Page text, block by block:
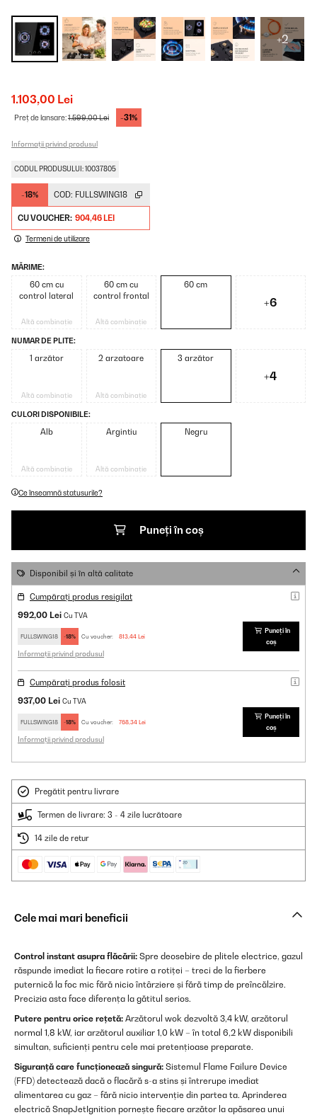
+2
1.103,00 Lei
Preț de lansare:1.599,00 Lei -31%
Informații privind produsul
CODUL PRODUSULUI: 10037805
-18% COD: FULLSWING18
CU VOUCHER: 904,46 LEI
Termeni de utilizare
MĂRIME:
60 cm cu
control lateral
Altă combinație
60 cm cu
control frontal
Altă combinație
60 cm
+6
NUMAR DE PLITE:
1 arzător
Altă combinație
2 arzatoare
Altă combinație
3 arzător
+4
CULORI DISPONIBILE:
Alb
Altă combinație
Argintiu
Altă combinație
Negru
Ce înseamnă statusurile?
Puneți în coș
Disponibil și în altă calitate
Cumpărați produs resigilat
992,00 Lei Cu TVA
FULLSWING18 -18% Cu voucher: 813,44 Lei
Informații privind produsul
Puneți în
coș
Cumpărați produs folosit
937,00 Lei Cu TVA
FULLSWING18 -18% Cu voucher: 768,34 Lei
Informații privind produsul
Puneți în
coș
Pregătit pentru livrare
Termen de livrare: 3 - 4 zile lucrătoare
14 zile de retur
Cele mai mari beneficii
Control instant asupra flăcării: Spre deosebire de plitele electrice, gazul
răspunde imediat la fiecare rotire a rotiței – treci de la fierbere
puternică la foc mic fără nicio întârziere și fără timp de preîncălzire.
Precizia asta face diferența la gătitul serios.
Putere pentru orice rețetă: Arzătorul wok dezvoltă 3,4 kW, arzătorul
normal 1,8 kW, iar arzătorul auxiliar 1,0 kW – în total 6,2 kW disponibili
simultan, suficienți pentru cele mai pretențioase preparate.
Siguranță care funcționează singură: Sistemul Flame Failure Device
(FFD) detectează dacă o flacără s-a stins și întrerupe imediat
alimentarea cu gaz – fără nicio intervenție din partea ta. Aprinderea
electrică SnapJetIgnition pornește fiecare arzător la apăsarea unui